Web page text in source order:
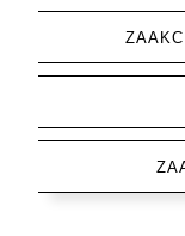
527 241